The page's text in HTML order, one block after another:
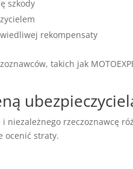
szkody
rekompensaty
takich jak
niezależnego rzeczoznawcę
ocenić straty.